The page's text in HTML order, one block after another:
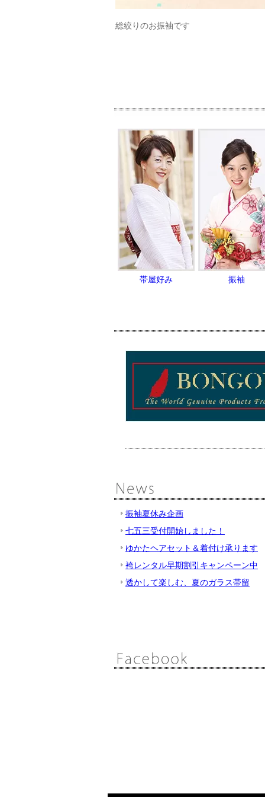
総絞りのお振袖です
帯屋好み 振袖
振袖夏休み企画
七五三受付開始しました！
ゆかたヘアセット＆着付け承ります
袴レンタル早期割引キャンペーン中
透かして楽しむ、夏のガラス帯留